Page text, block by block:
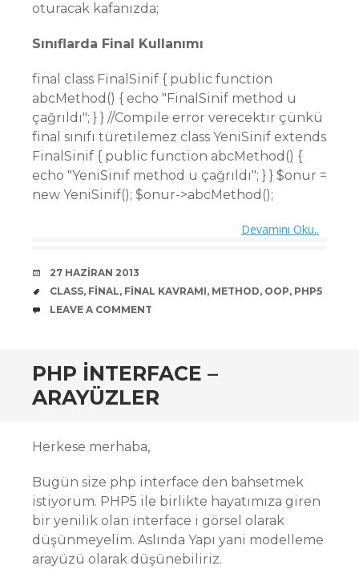
oturacak kafanızda;
Sınıflarda Final Kullanımı
final class FinalSinif { public function
abcMethod() { echo "FinalSinif method u
çağrıldı"; } } //Compile error verecektir çünkü
final sınıfı türetilemez class YeniSinif extends
FinalSinif { public function abcMethod() {
echo "YeniSinif method u çağrıldı"; } } $onur =
new YeniSinif(); $onur->abcMethod();
Devamını Oku..
DATE
27 HAZIRAN 2013
TAGS
CLASS, FINAL, FINAL KAVRAMI, METHOD, OOP, PHP5
COMMENTS
LEAVE A COMMENT
PHP INTERFACE –
ARAYÜZLER
Herkese merhaba,
Bugün size php interface den bahsetmek
istiyorum. PHP5 ile birlikte hayatımıza giren
bir yenilik olan interface i görsel olarak
düşünmeyelim. Aslında Yapı yani modelleme
arayüzü olarak düşünebiliriz.